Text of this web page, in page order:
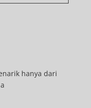
hanya dari